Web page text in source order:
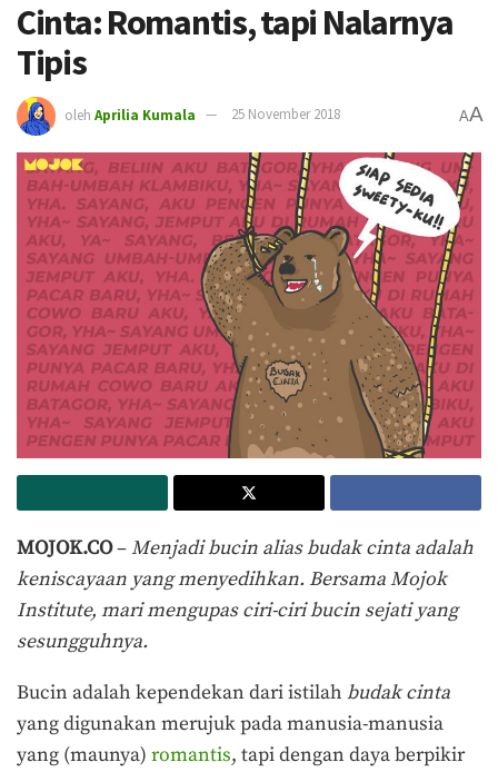
Cinta: Romantis, tapi Nalarnya
Tipis
oleh Aprilia Kumala 25 November 2018 AA
MOJOK.CO–Menjadi bucin alias budak cinta adalah
keniscayaan yang menyedihkan. Bersama Mojok
Institute, mari mengupas ciri-ciri bucin sejati yang
sesungguhnya.
Bucin adalah kependekan dari istilah budak cinta
yang digunakan merujuk pada manusia-manusia
yang (maunya) romantis, tapi dengan daya berpikir